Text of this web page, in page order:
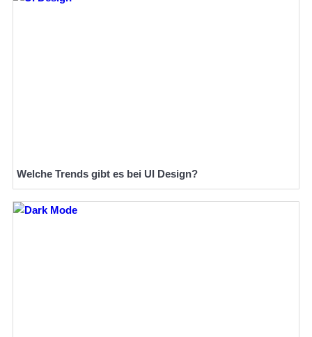
Welche Trends gibt es bei UI Design?